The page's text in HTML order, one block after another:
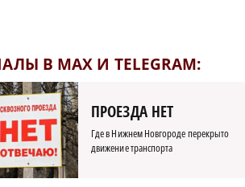
В MAX И TELEGRAM:
ПРОЕЗДА НЕТ
Где в Нижнем Новгороде перекрыто
движение транспорта